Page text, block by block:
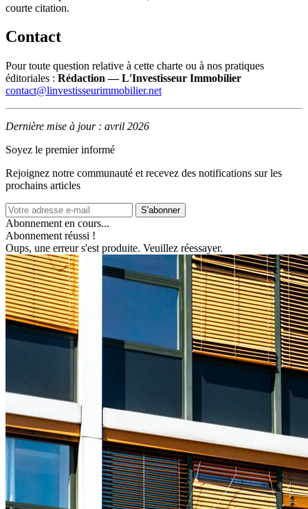
courte citation.
Contact
Pour toute question relative à cette charte ou à nos pratiques
éditoriales : Rédaction — L'Investisseur Immobilier
contact@linvestisseurimmobilier.net
Dernière mise à jour : avril 2026
Soyez le premier informé
Rejoignez notre communauté et recevez des notifications sur les
prochains articles
S'abonner
Abonnement en cours...
Abonnement réussi !
Oups, une erreur s'est produite. Veuillez réessayer.